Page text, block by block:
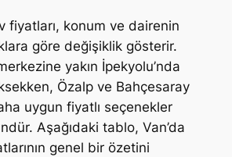
fiyatları, konum ve dairenin
göre değişiklik gösterir.
yakın İpekyolu’nda
Özalp ve Bahçesaray
uygun fiyatlı seçenekler
Aşağıdaki tablo, Van’da
genel bir özetini